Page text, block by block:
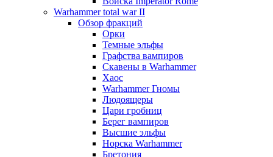
Warhammer total war II
Обзор фракций
Орки
Темные эльфы
Графства вампиров
Cкавены в Warhammer
Хаос
Warhammer Гномы
Людоящеры
Цари гробниц
Берег вампиров
Высшие эльфы
Норска Warhammer
Бретония